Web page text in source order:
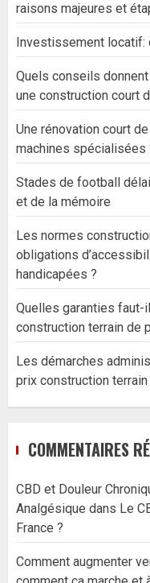
raisons majeures et
Investissement locatif:
Quels conseils
une construction court
Une rénovation court
machines spécialisées
Stades de football
et de la mémoire
Les normes
obligations
handicapées ?
Quelles garanties faut-
construction terrain de
Les démarches
prix construction
COMMENTAIRES
CBD et Douleur
Analgésique dans Le
France ?
Comment augmenter